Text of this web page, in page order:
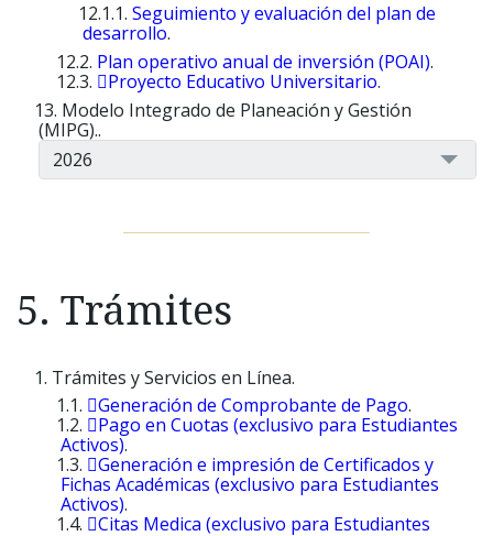
Seguimiento y evaluación del plan de
desarrollo.
Plan operativo anual de inversión (POAI).
Proyecto Educativo Universitario.
Modelo Integrado de Planeación y Gestión
(MIPG)..
2026
5. Trámites
Trámites y Servicios en Línea.
Generación de Comprobante de Pago.
Pago en Cuotas (exclusivo para Estudiantes
Activos).
Generación e impresión de Certificados y
Fichas Académicas (exclusivo para Estudiantes
Activos).
Citas Medica (exclusivo para Estudiantes